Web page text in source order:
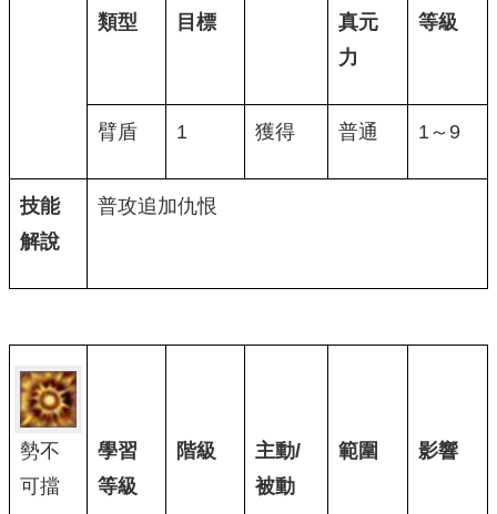
類型
目標
真元
力
等級
臂盾 1 獲得 普通 1～9
技能
解說
普攻追加仇恨
勢不
可擋
學習
等級
階級
主動/
被動
範圍 影響